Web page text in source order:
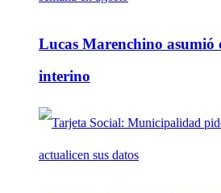
Lucas Marenchino asumió
interino